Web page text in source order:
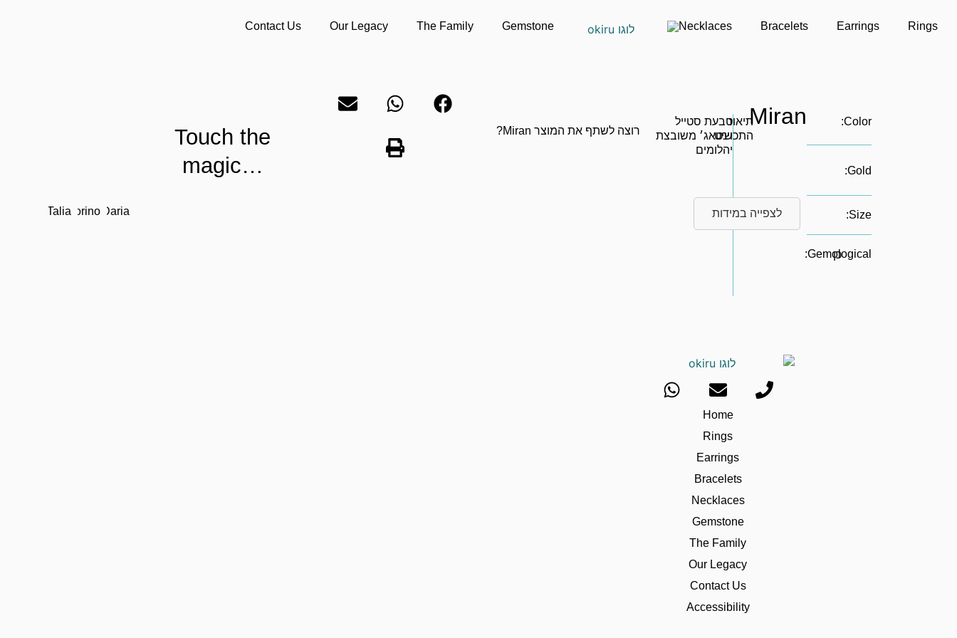
Rings
Earrings
Bracelets
Necklaces
Gemstone
The Family
Our Legacy
Contact Us
Miran Color:
Gold:
Size: לצפייה במידות
Gemological:
כן
תיאור
התכשיט
טבעת סטייל
וינטאג׳ משובצת
יהלומים
רוצה לשתף את המוצר Miran?
Touch the
magic…
Daria
Torino
Talia
Home
Rings
Earrings
Bracelets
Necklaces
Gemstone
The Family
Our Legacy
Contact Us
Accessibility